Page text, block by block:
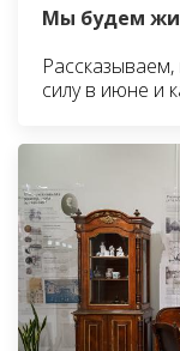
Мы будем
силу в июне и